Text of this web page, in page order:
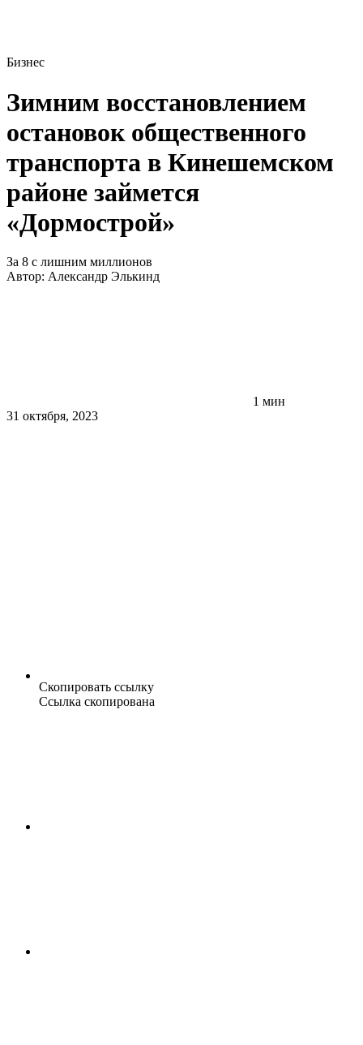
Бизнес
Зимним восстановлением
остановок общественного
транспорта в Кинешемском
районе займется
«Дормострой»
За 8 с лишним миллионов
Автор: Александр Элькинд
1 мин
31 октября, 2023
Скопировать ссылку
Ссылка скопирована